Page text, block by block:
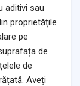
aditivi sau
proprietățile
pe
de
de
Aveți